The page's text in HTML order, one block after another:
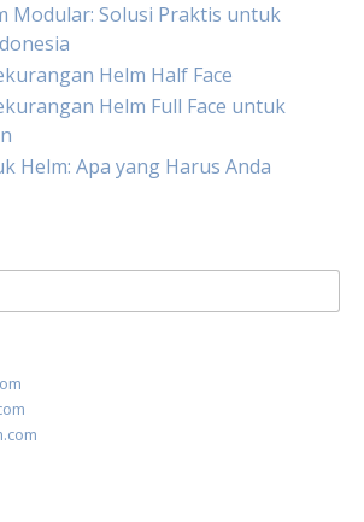
Modular: Solusi Praktis untuk
Helm Half Face
Helm Full Face untuk
Helm: Apa yang Harus Anda